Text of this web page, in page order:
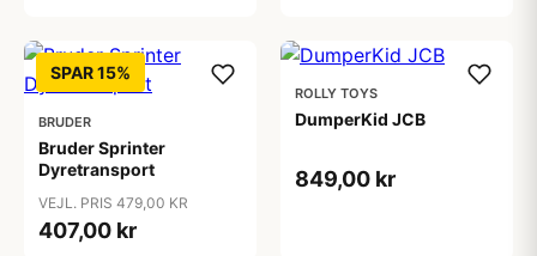
SPAR 15%
BRUDER
Bruder Sprinter
Dyretransport
VEJL. PRIS 479,00 KR
407,00 kr
ROLLY TOYS
DumperKid JCB
849,00 kr